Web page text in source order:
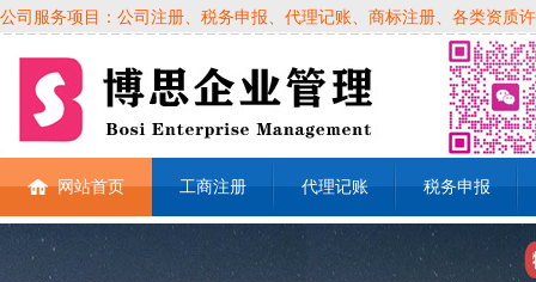
公司服务项目：公司注册、税务申报、代理记账、商标注册、各类资质
网站首页 工商注册 代理记账 税务申报